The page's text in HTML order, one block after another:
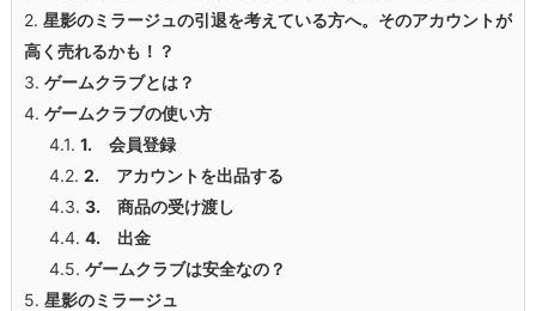
2. 星影のミラージュの引退を考えている方へ。そのアカウントが
高く売れるかも！？
3. ゲームクラブとは？
4. ゲームクラブの使い方
4.1. 1. 会員登録
4.2. 2. アカウントを出品する
4.3. 3. 商品の受け渡し
4.4. 4. 出金
4.5. ゲームクラブは安全なの？
5. 星影のミラージュ